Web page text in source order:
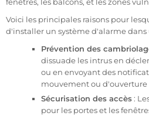
- Protection des biens et des
Installer une alarme dans un
une question de protéger des objets
garantie pour lasécurité des
intrusions et assure une protection
absence. Pour ceux qui vivent seuls
une alarme garantit la tranquillité
Voici les principales raisons pour
d'installer un système d'alarme
Prévention des
dissuade les intrus en
ou en envoyant des
mouvement ou d'ouverture
Sécurisation des accès:
pour les portes et les